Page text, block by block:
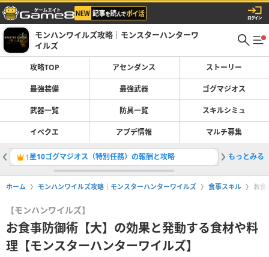
モンハンワイルズ攻略｜モンスターハンターワ
イルズ
攻略TOP アセンダンス ストーリー
最強装備 最強武器 ゴグマジオス
武器一覧 防具一覧 スキルシミュ
イベクエ アプデ情報 マルチ募集
1星10ゴグマジオス（特別任務）の報酬と攻略 2ゴグマ
もっとみる
ホーム モンハンワイルズ攻略｜モンスターハンターワイルズ 食事スキル お食
【モンハンワイルズ】
お食事防御術【大】の効果と発動する食材や料
理【モンスターハンターワイルズ】